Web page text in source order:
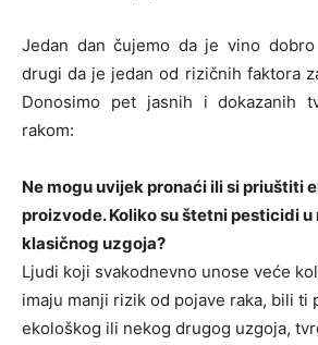
Jedan dan čujemo da je vino
drugi da je jedan od rizičnih faktora
Donosimo pet jasnih i dokazanih
rakom:
Ne mogu uvijek pronaći ili si priuštiti
proizvode. Koliko su štetni pesticidi
klasičnog uzgoja?
Ljudi koji svakodnevno unose veće
imaju manji rizik od pojave raka, bili ti
ekološkog ili nekog drugog uzgoja,